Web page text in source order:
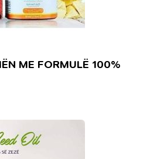
ME FORMULË 100%